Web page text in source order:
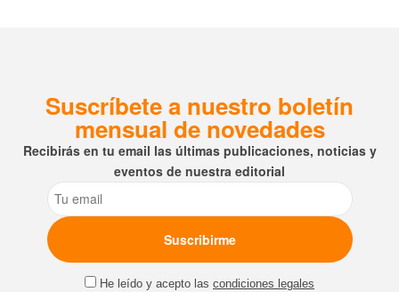
Suscríbete a nuestro boletín
mensual de novedades
Recibirás en tu email las últimas publicaciones, noticias y
eventos de nuestra editorial
Email
He leído y acepto las condiciones legales